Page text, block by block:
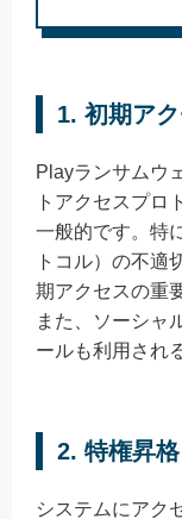
1. 初期ア
Playランサムウ
トアクセスプロ
一般的です。特
トコル）の不適
期アクセスの重
また、ソーシャ
ールも利用され
2. 特権昇格
システムにアク